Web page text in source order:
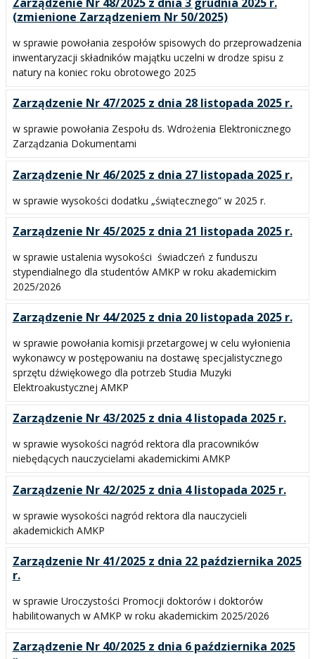
(zmienione Zarządzeniem Nr 50/2025)
w sprawie powołania zespołów spisowych do przeprowadzenia
inwentaryzacji składników majątku uczelni w drodze spisu z
natury na koniec roku obrotowego 2025
Zarządzenie Nr 47/2025 z dnia 28 listopada 2025 r.
w sprawie powołania Zespołu ds. Wdrożenia Elektronicznego
Zarządzania Dokumentami
Zarządzenie Nr 46/2025 z dnia 27 listopada 2025 r.
w sprawie wysokości dodatku „świątecznego” w 2025 r.
Zarządzenie Nr 45/2025 z dnia 21 listopada 2025 r.
w sprawie ustalenia wysokości świadczeń z funduszu
stypendialnego dla studentów AMKP w roku akademickim
2025/2026
Zarządzenie Nr 44/2025 z dnia 20 listopada 2025 r.
w sprawie powołania komisji przetargowej w celu wyłonienia
wykonawcy w postępowaniu na dostawę specjalistycznego
sprzętu dźwiękowego dla potrzeb Studia Muzyki
Elektroakustycznej AMKP
Zarządzenie Nr 43/2025 z dnia 4 listopada 2025 r.
w sprawie wysokości nagród rektora dla pracowników
niebędących nauczycielami akademickimi AMKP
Zarządzenie Nr 42/2025 z dnia 4 listopada 2025 r.
w sprawie wysokości nagród rektora dla nauczycieli
akademickich AMKP
Zarządzenie Nr 41/2025 z dnia 22 października 2025
r.
w sprawie Uroczystości Promocji doktorów i doktorów
habilitowanych w AMKP w roku akademickim 2025/2026
Zarządzenie Nr 40/2025 z dnia 6 października 2025